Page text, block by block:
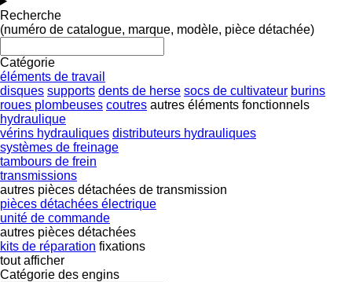
Recherche
(numéro de catalogue, marque, modèle, pièce détachée)
Catégorie
éléments de travail
disques supports dents de herse socs de cultivateur burins
roues plombeuses coutres autres éléments fonctionnels
hydraulique
vérins hydrauliques distributeurs hydrauliques
systèmes de freinage
tambours de frein
transmissions
autres pièces détachées de transmission
pièces détachées électrique
unité de commande
autres pièces détachées
kits de réparation fixations
tout afficher
Catégorie des engins